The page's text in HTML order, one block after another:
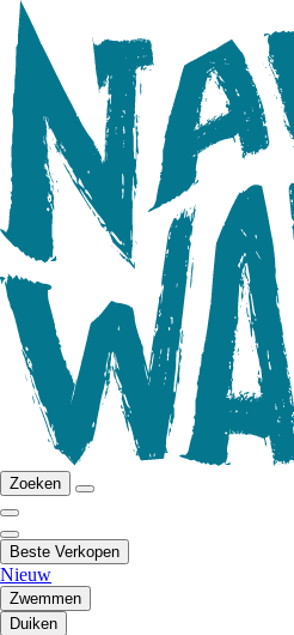
Zoeken
Beste Verkopen
Nieuw
Zwemmen
Duiken